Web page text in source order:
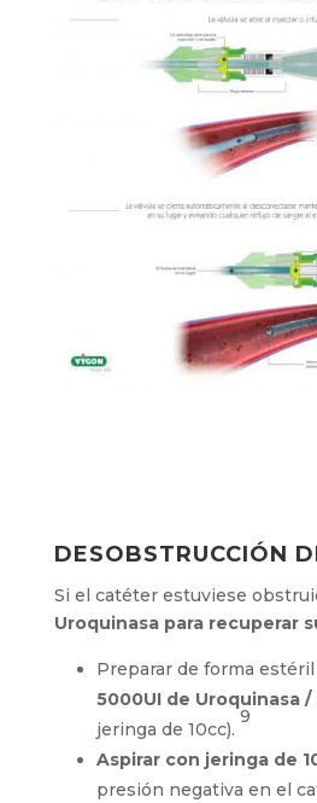
DESOBSTRUCCIÓN
Si el catéter estuviese
Uroquinasa para recuperar
Preparar de forma estéril
5000UI de Uroquinasa /
jeringa de 10cc).
9
Aspirar con jeringa de
presión negativa en el